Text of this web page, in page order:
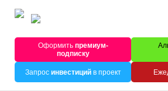
Оформитьпремиум-
подписку
Запрос инвестицийв проект